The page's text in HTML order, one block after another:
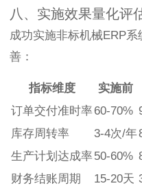
八、实施效果量化评
成功实施非标机械ERP
善：
指标维度 实施前
订单交付准时率60-70%
库存周转率
3-4次/年
生产计划达成率50-60%
财务结账周期
15-20天